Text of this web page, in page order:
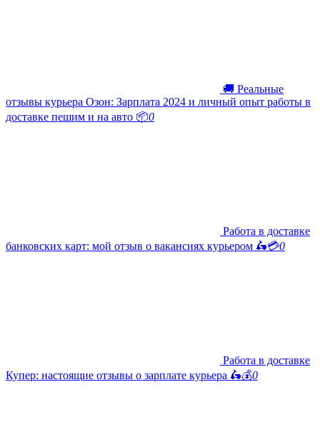
🚚 Реальные
отзывы курьера Озон: Зарплата 2024 и личный опыт работы в
доставке пешим и на авто 📦0
Работа в доставке
банковских карт: мой отзыв о вакансиях курьером 🛵💳0
Работа в доставке
Купер: настоящие отзывы о зарплате курьера 🛵💰0